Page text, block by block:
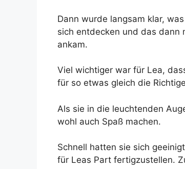
Dann wurde langsam klar,
sich entdecken und das dann
ankam.
Viel wichtiger war für Lea,
für so etwas gleich die
Als sie in die leuchtenden
wohl auch Spaß machen.
Schnell hatten sie sich
für Leas Part fertigzustellen.